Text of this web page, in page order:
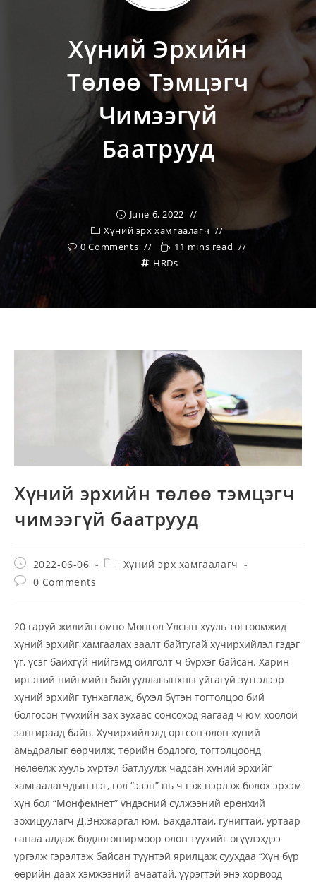
Хүний Эрхийн
Төлөө Тэмцэгч
Чимээгүй
Баатрууд
June 6, 2022
Хүний эрх хамгаалагч
0 Comments
11 mins read
HRDs
Хүний эрхийн төлөө тэмцэгч
чимээгүй баатрууд
Post
published:
2022-06-06
PostХүний эрх хамгаалагч
Post0 Comments
20 гаруй жилийн өмнө Монгол Улсын хууль тогтоомжид
хүний эрхийг хамгаалах заалт байтугай хүчирхийлэл гэдэг
үг, үсэг байхгүй нийгэмд ойлголт ч бүрхэг байсан. Харин
иргэний нийгмийн байгууллагынхны уйгагүй зүтгэлээр
хүний эрхийг тунхаглаж, бүхэл бүтэн тогтолцоо бий
болгосон түүхийн зах зухаас сонсоход яагаад ч юм хоолой
зангираад байв. Хүчирхийлэлд өртсөн олон хүний
амьдралыг өөрчилж, төрийн бодлого, тогтолцоонд
нөлөөлж хууль хүртэл батлуулж чадсан хүний эрхийг
хамгаалагчдын нэг, гол “эзэн” нь ч гэж нэрлэж болох эрхэм
хүн бол “Монфемнет” үндэсний сүлжээний ерөнхий
зохицуулагч Д.Энхжаргал юм. Бахдалтай, гунигтай, уртаар
санаа алдаж бодлогоширмоор олон түүхийг өгүүлэхдээ
үргэлж гэрэлтэж байсан түүнтэй ярилцаж суухдаа “Хүн бүр
өөрийн даах хэмжээний ачаатай, үүрэгтэй энэ хорвоод